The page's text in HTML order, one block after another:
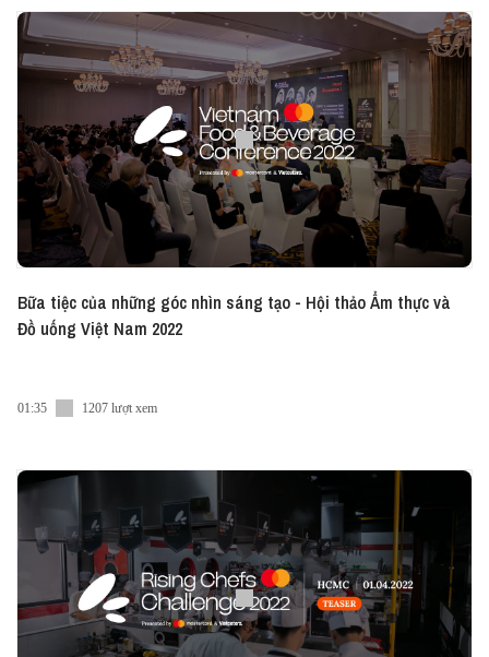
Bữa tiệc của những góc nhìn sáng tạo - Hội thảo Ẩm thực và
Đồ uống Việt Nam 2022
01:35 1207 lượt xem